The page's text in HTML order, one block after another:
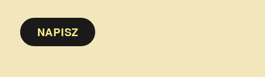
NAPISZ